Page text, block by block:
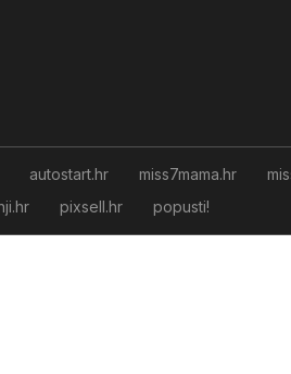
autostart.hr miss7mama.hr
pixsell.hr popusti!